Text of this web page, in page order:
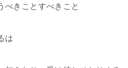
べきことすべきこと
は